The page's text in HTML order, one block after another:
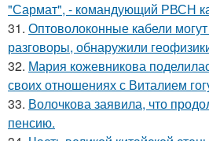
"Сармат", - командующий РВСН
31. Оптоволоконные кабели
разговоры, обнаружили
32. Мария кожевникова
своих отношениях с Виталием
33. Волочкова заявила, что
пенсию.